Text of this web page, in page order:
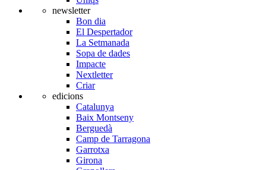
newsletter
Bon dia
El Despertador
La Setmanada
Sopa de dades
Impacte
Nextletter
Criar
edicions
Catalunya
Baix Montseny
Berguedà
Camp de Tarragona
Garrotxa
Girona